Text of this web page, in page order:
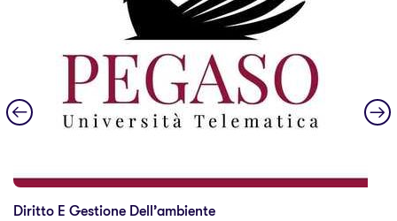
Diritto E Gestione Dell’ambiente